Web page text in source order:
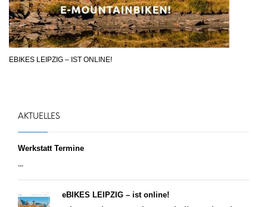
EBIKES LEIPZIG – IST ONLINE!
AKTUELLES
Werkstatt Termine
...
eBIKES LEIPZIG – ist online!